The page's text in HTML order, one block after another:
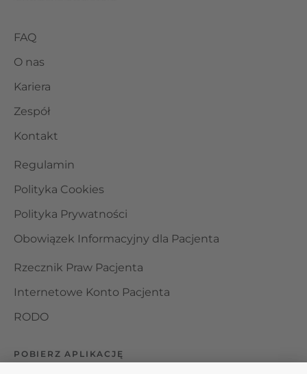
FAQ
O nas
Kariera
Zespół
Kontakt
Regulamin
Polityka Cookies
Polityka Prywatności
Obowiązek Informacyjny dla Pacjenta
Rzecznik Praw Pacjenta
Internetowe Konto Pacjenta
RODO
POBIERZ APLIKACJĘ